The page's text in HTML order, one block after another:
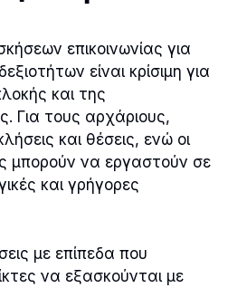
επικοινωνίας για
είναι κρίσιμη για
και της
Για τους αρχάριους,
και θέσεις, ενώ οι
μπορούν να εργαστούν σε
και γρήγορες
με επίπεδα που
να εξασκούνται με